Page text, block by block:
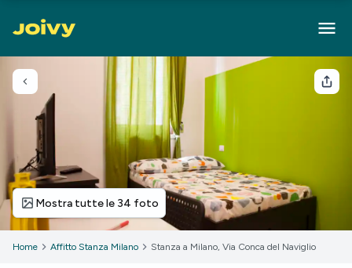
Torna indietro
Mostra tutte le 34 foto
Home Affitto Stanza Milano Stanza a Milano, Via Conca del Naviglio